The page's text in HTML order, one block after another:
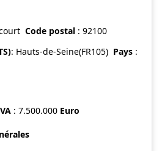
Code postal : 92100
: Hauts-de-Seine(FR105) Pays :
: 7.500.000 Euro